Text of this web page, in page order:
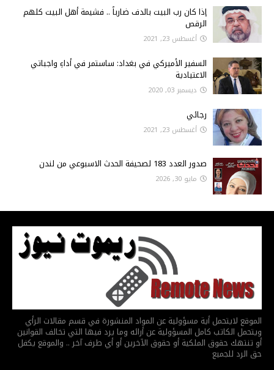
إذا كان رب البيت بالدف ضارباً .. فشيمة أهل البيت كلهم
الرقص
أغسطس 23, 2021
السفير الأميركي في بغداد: ساستمر في أداءِ واجباتي
الاعتيادية
ديسمبر 03, 2020
رجائي
أغسطس 23, 2021
صدور العدد 183 لصحيفة الحدث الاسبوعي من لندن
مايو 30, 2026
الموقع لايتحمل أية مسؤولية عن المواد المنشورة في قسم مقالات الرأي
ويتحمل الكاتب كامل المسؤولية عن أرائه وما يرد فيها التي تخالف القوانين
أو تنتهك حقوق الملكية أو حقوق الآخرين أو أي طرف آخر .. والموقع يكفل
حق الرد للجميع